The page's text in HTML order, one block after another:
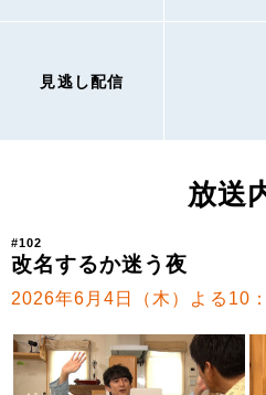
見逃し配信
放送
#102
改名するか迷う夜
2026年6月4日（木）よる10